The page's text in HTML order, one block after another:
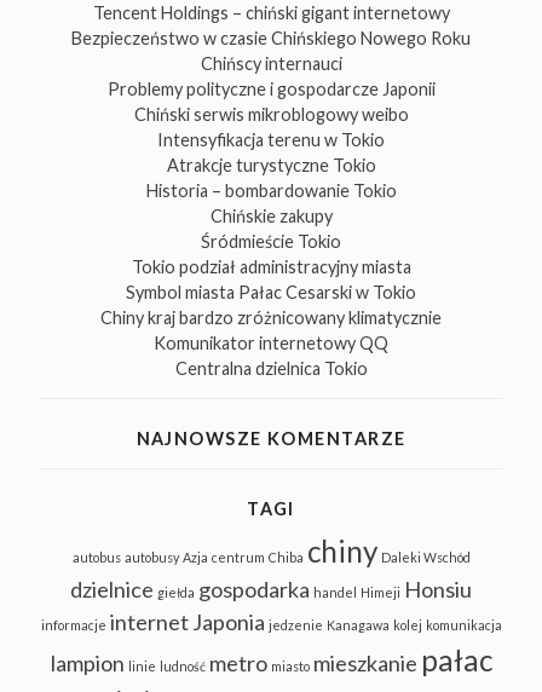
Tencent Holdings – chiński gigant internetowy
Bezpieczeństwo w czasie Chińskiego Nowego Roku
Chińscy internauci
Problemy polityczne i gospodarcze Japonii
Chiński serwis mikroblogowy weibo
Intensyfikacja terenu w Tokio
Atrakcje turystyczne Tokio
Historia – bombardowanie Tokio
Chińskie zakupy
Śródmieście Tokio
Tokio podział administracyjny miasta
Symbol miasta Pałac Cesarski w Tokio
Chiny kraj bardzo zróżnicowany klimatycznie
Komunikator internetowy QQ
Centralna dzielnica Tokio
NAJNOWSZE KOMENTARZE
TAGI
autobus autobusy Azja centrum Chiba chiny Daleki Wschód
dzielnice giełda gospodarka handel Himeji Honsiu
informacje internet Japonia jedzenie Kanagawa kolej komunikacja
lampion linie ludność metro miasto mieszkanie pałac